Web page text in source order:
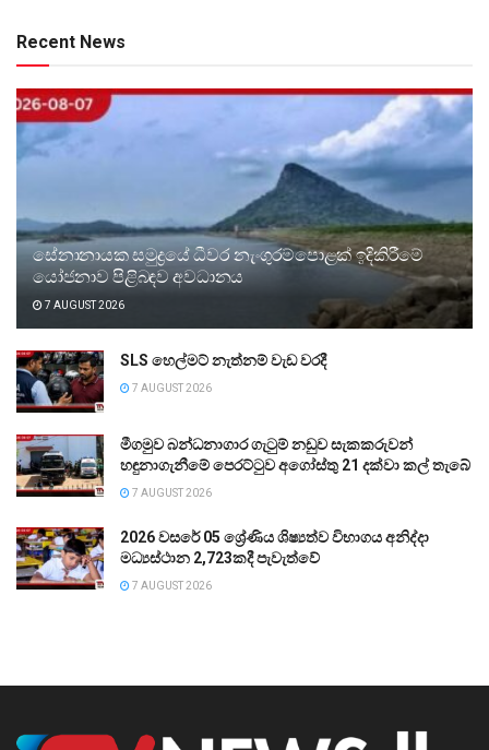
Recent News
සේනානායක සමුද්‍රයේ ධීවර නැංගුරම්පොළක් ඉදිකිරීමේ
යෝජනාව පිළිබඳව අවධානය
7 AUGUST 2026
SLS හෙල්මට් නැත්නම් වැඩ වරදී
7 AUGUST 2026
මීගමුව බන්ධනාගාර ගැටුම් නඩුව සැකකරුවන්
හඳුනාගැනීමේ පෙරට්ටුව අගෝස්තු 21 දක්වා කල් තැබේ
7 AUGUST 2026
2026 වසරේ 05 ශ්‍රේණිය ශිෂ්‍යත්ව විභාගය අනිද්දා
මධ්‍යස්ථාන 2,723කදී පැවැත්වේ
7 AUGUST 2026